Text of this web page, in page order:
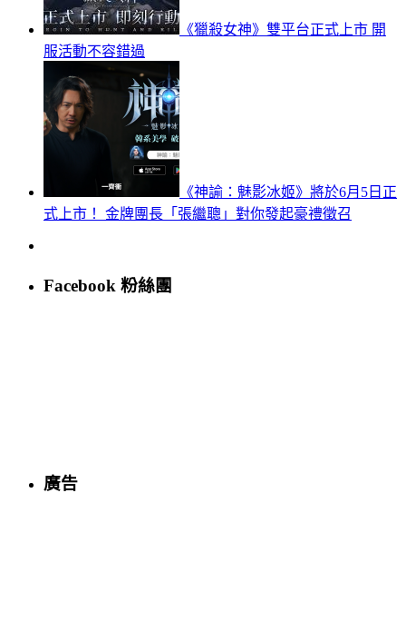
《獵殺女神》雙平台正式上市 開
服活動不容錯過
《神諭：魅影冰姬》將於6月5日正
式上市！ 金牌團長「張繼聰」對你發起豪禮徵召
Facebook 粉絲團
廣告